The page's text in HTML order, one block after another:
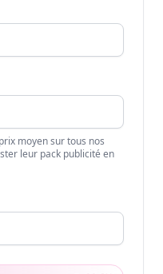
moyen sur tous nos
leur pack publicité en